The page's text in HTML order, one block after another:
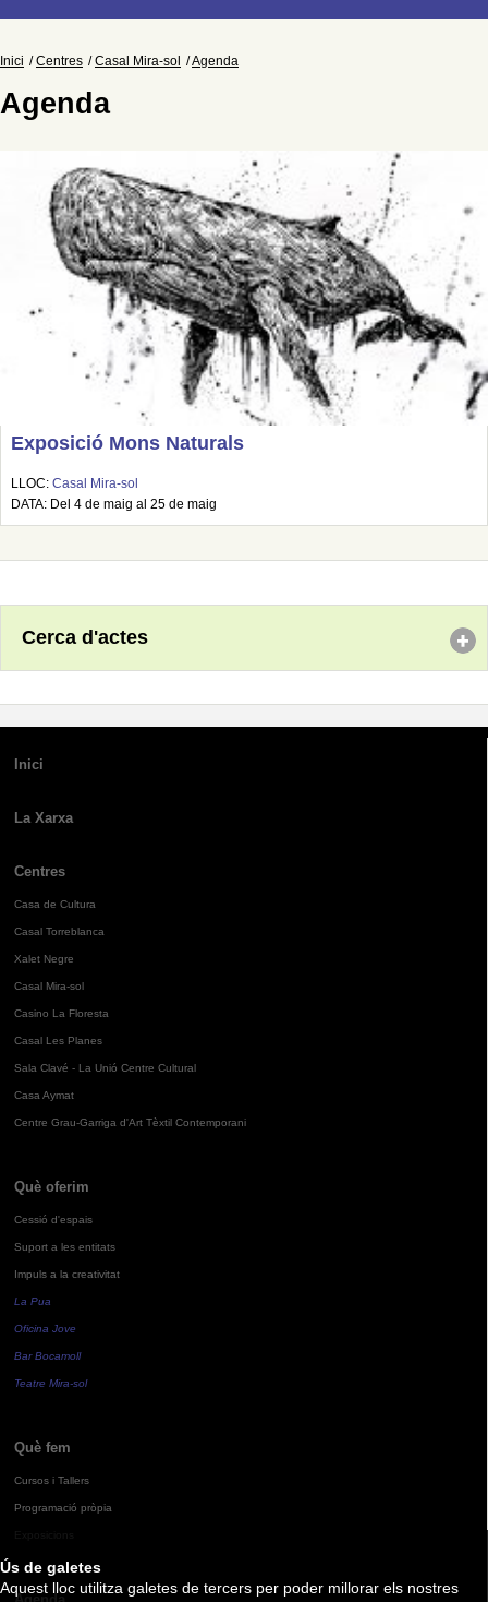
Ús de galetes
Aquest lloc utilitza galetes de tercers per poder millorar els nostres
Inici Centres Casal Mira-sol Agenda
Agenda
Exposició Mons Naturals
LLOC: Casal Mira-sol
DATA: Del 4 de maig al 25 de maig
Cerca d'actes
Inici
La Xarxa
Centres
Casa de Cultura
Casal Torreblanca
Xalet Negre
Casal Mira-sol
Casino La Floresta
Casal Les Planes
Sala Clavé - La Unió Centre Cultural
Casa Aymat
Centre Grau-Garriga d'Art Tèxtil Contemporani
Què oferim
Cessió d'espais
Suport a les entitats
Impuls a la creativitat
La Pua
Oficina Jove
Bar Bocamoll
Teatre Mira-sol
Què fem
Cursos i Tallers
Programació pròpia